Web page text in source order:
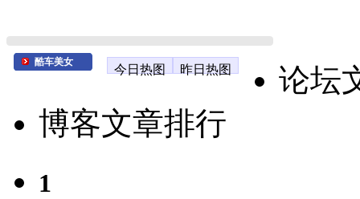
酷车美女
今日热图 昨日热图
论坛
博客文章排行
1